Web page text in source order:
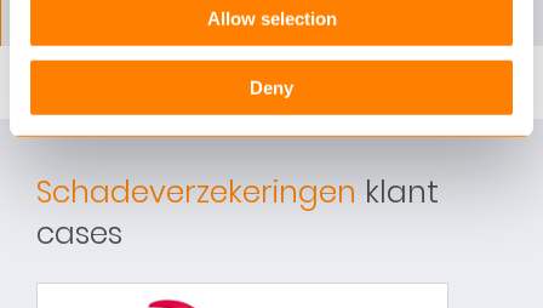
Allow selection
Deny
Schadeverzekeringen klant
cases